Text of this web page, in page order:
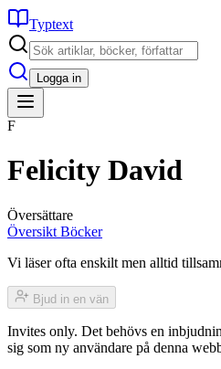
Typtext
Logga in
F
Felicity David
Översättare
Översikt Böcker
Vi läser ofta enskilt men alltid
Bjud in en vän
Invites only. Det behövs en
sig som ny användare på denna